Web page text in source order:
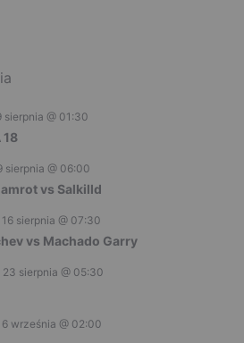
sierpnia @ 01:30
18
sierpnia @ 06:00
vs Salkilld
16 sierpnia @ 07:30
vs Machado Garry
23 sierpnia @ 05:30
6 września @ 02:00